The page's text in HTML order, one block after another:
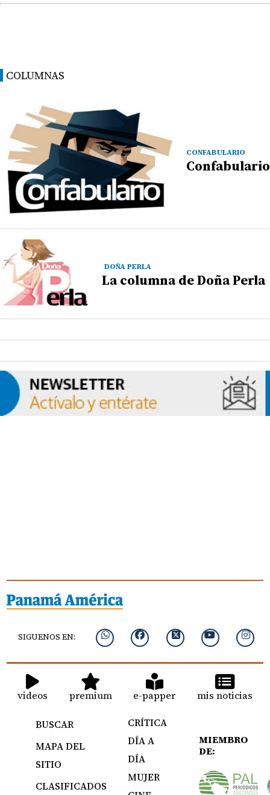
COLUMNAS
CONFABULARIO
Confabulario
DOÑA PERLA
La columna de Doña Perla
SIGUENOS EN:
videos premium e-papper mis noticias
BUSCAR
MAPA DEL
SITIO
CLASIFICADOS
CRÍTICA
DÍA A
DÍA
MUJER
MIEMBRO
DE: